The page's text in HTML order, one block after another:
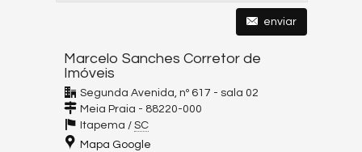
enviar
Marcelo Sanches Corretor de
Imóveis
Segunda Avenida, nº 617 - sala 02
Meia Praia - 88220-000
Itapema / SC
Mapa Google